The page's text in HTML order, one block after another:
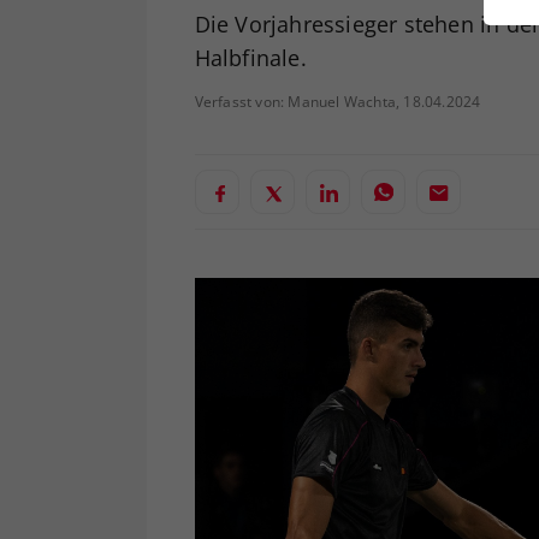
Die Vorjahressieger stehen in
Halbfinale.
Verfasst von: Manuel Wachta, 18.04.2024